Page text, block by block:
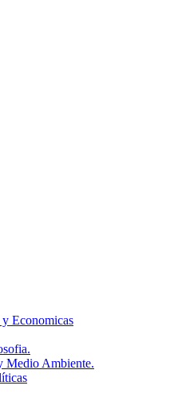
Economicas
Medio Ambiente.